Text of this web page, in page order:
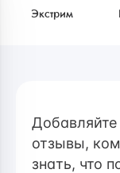
Экстрим
Добавляйте
отзывы,
знать, что